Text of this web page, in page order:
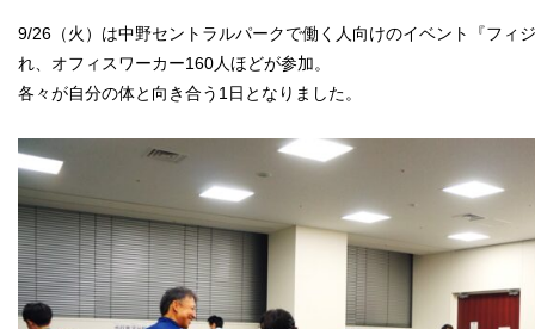
9/26（火）は中野セントラルパークで働く人向けのイベント『フィ
れ、オフィスワーカー160人ほどが参加。
各々が自分の体と向き合う1日となりました。